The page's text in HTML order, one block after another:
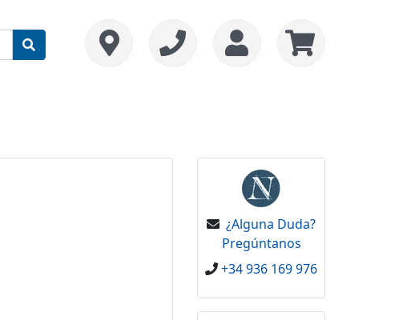
¿Alguna Duda?
Pregúntanos
+34 936 169 976